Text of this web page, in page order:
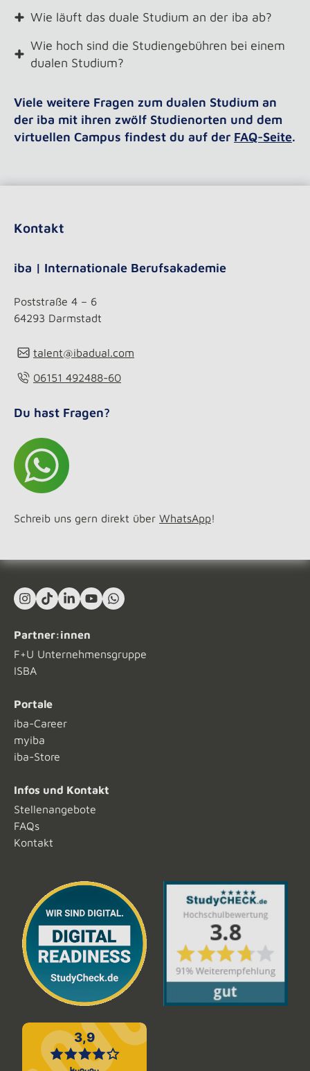
Wie läuft das duale Studium an der iba ab?
Wie hoch sind die Studiengebühren bei einem
dualen Studium?
Viele weitere Fragen zum dualen Studium an
der iba mit ihren zwölf Studienorten und dem
virtuellen Campus findest du auf der FAQ-Seite.
Kontakt
iba | Internationale Berufsakademie
Poststraße 4 – 6
64293 Darmstadt
talent@ibadual.com
06151 492488-60
Du hast Fragen?
Schreib uns gern direkt über WhatsApp!
Instagram
TikTokLinkedIn In
YouTubeWhat's App
Partner:innen
F+U Unternehmensgruppe
ISBA
Portale
iba-Career
myiba
iba-Store
Infos und Kontakt
Stellenangebote
FAQs
Kontakt